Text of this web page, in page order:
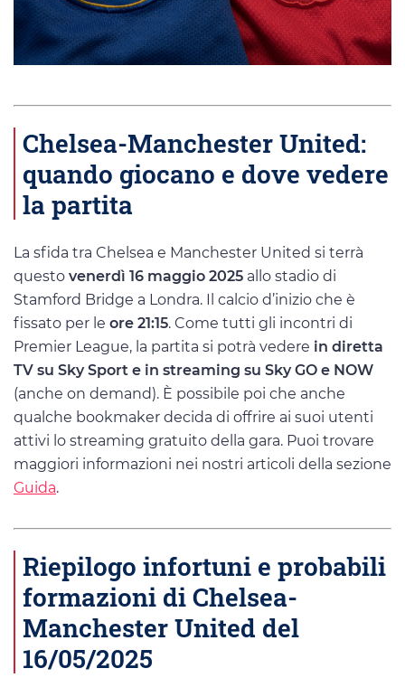
Chelsea-Manchester United:
quando giocano e dove vedere
la partita
La sfida tra Chelsea e Manchester United si terrà
questo venerdì 16 maggio 2025 allo stadio di
Stamford Bridge a Londra. Il calcio d’inizio che è
fissato per le ore 21:15. Come tutti gli incontri di
Premier League, la partita si potrà vedere in diretta
TV su Sky Sport e in streaming su Sky GO e NOW
(anche on demand). È possibile poi che anche
qualche bookmaker decida di offrire ai suoi utenti
attivi lo streaming gratuito della gara. Puoi trovare
maggiori informazioni nei nostri articoli della sezione
Guida.
Riepilogo infortuni e probabili
formazioni di Chelsea-
Manchester United del
16/05/2025